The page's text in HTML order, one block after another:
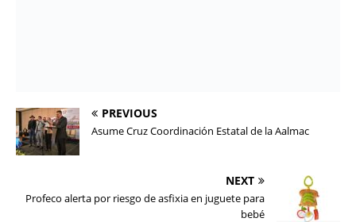
PREVIOUS
Asume Cruz Coordinación Estatal de la Aalmac
NEXT
Profeco alerta por riesgo de asfixia en juguete para
bebé